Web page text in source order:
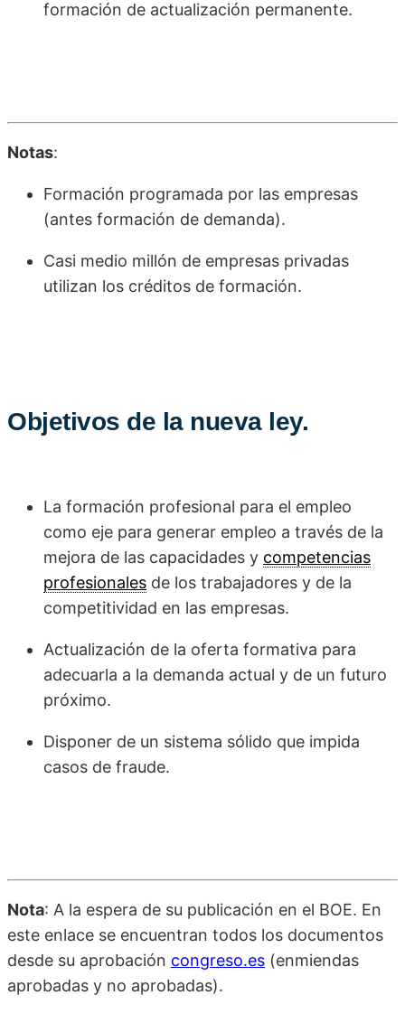
formación de actualización permanente.
Notas:
Formación programada por las empresas
(antes formación de demanda).
Casi medio millón de empresas privadas
utilizan los créditos de formación.
Objetivos de la nueva ley.
La formación profesional para el empleo
como eje para generar empleo a través de la
mejora de las capacidades y competencias
profesionales de los trabajadores y de la
competitividad en las empresas.
Actualización de la oferta formativa para
adecuarla a la demanda actual y de un futuro
próximo.
Disponer de un sistema sólido que impida
casos de fraude.
Nota: A la espera de su publicación en el BOE. En
este enlace se encuentran todos los documentos
desde su aprobación congreso.es (enmiendas
aprobadas y no aprobadas).